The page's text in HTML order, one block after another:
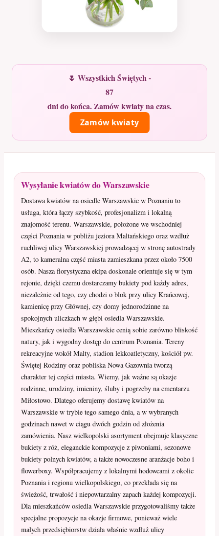
🌷 Wszystkich Świętych -
87
dni do końca. Zamów kwiaty na czas.
Zamów kwiaty
Wysyłanie kwiatów do Warszawskie
Dostawa kwiatów na osiedle Warszawskie w Poznaniu to
usługa, która łączy szybkość, profesjonalizm i lokalną
znajomość terenu. Warszawskie, położone we wschodniej
części Poznania w pobliżu jeziora Maltańskiego oraz wzdłuż
ruchliwej ulicy Warszawskiej prowadzącej w stronę autostrady
A2, to kameralna część miasta zamieszkana przez około 7500
osób. Nasza florystyczna ekipa doskonale orientuje się w tym
rejonie, dzięki czemu dostarczamy bukiety pod każdy adres,
niezależnie od tego, czy chodzi o blok przy ulicy Krańcowej,
kamienicę przy Głównej, czy domy jednorodzinne na
spokojnych uliczkach w głębi osiedla Warszawskie.
Mieszkańcy osiedla Warszawskie cenią sobie zarówno bliskość
natury, jak i wygodny dostęp do centrum Poznania. Tereny
rekreacyjne wokół Malty, stadion lekkoatletyczny, kościół pw.
Świętej Rodziny oraz pobliska Nowa Gazownia tworzą
charakter tej części miasta. Wiemy, jak ważne są okazje
rodzinne, urodziny, imieniny, śluby i pogrzeby na cmentarzu
Miłostowo. Dlatego oferujemy dostawę kwiatów na
Warszawskie w trybie tego samego dnia, a w wybranych
godzinach nawet w ciągu dwóch godzin od złożenia
zamówienia. Nasz wielkopolski asortyment obejmuje klasyczne
bukiety z róż, eleganckie kompozycje z piwoniami, sezonowe
bukiety polnych kwiatów, a także nowoczesne aranżacje boho i
flowerboxy. Współpracujemy z lokalnymi hodowcami z okolic
Poznania i regionu wielkopolskiego, co przekłada się na
świeżość, trwałość i niepowtarzalny zapach każdej kompozycji.
Dla mieszkańców osiedla Warszawskie przygotowaliśmy także
specjalne propozycje na okazje firmowe, ponieważ wiele
małych przedsiębiorstw działa właśnie wzdłuż ulicy